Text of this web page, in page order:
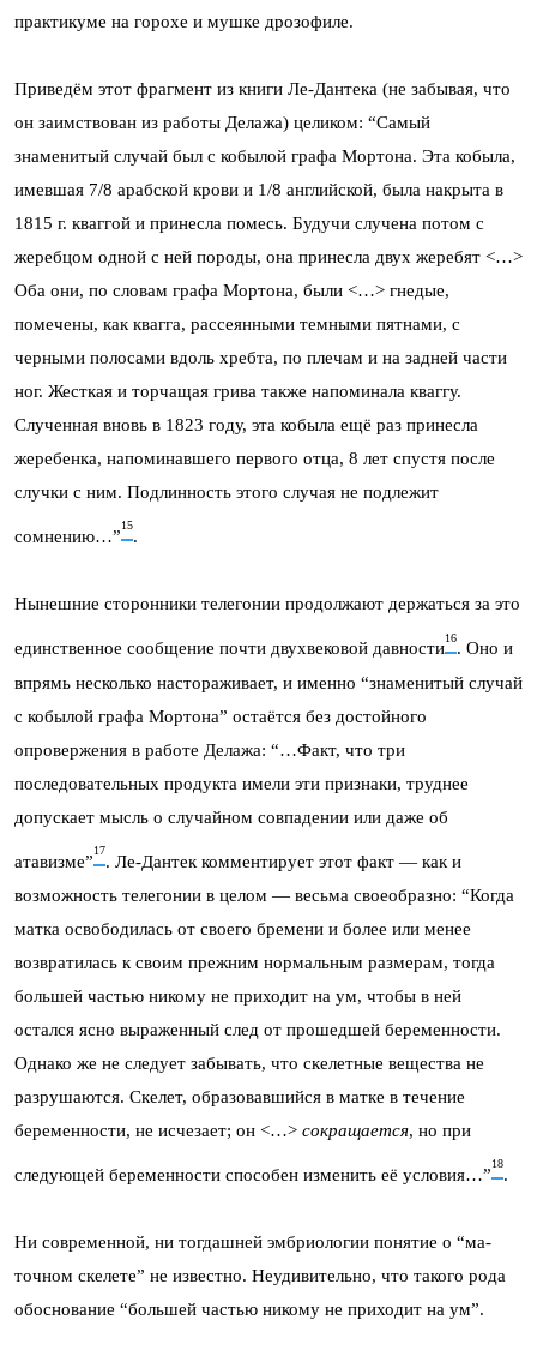
практикуме на горохе и мушке дрозофиле.
Приведём этот фрагмент из книги Ле-Дантека (не забывая, что
он заимствован из работы Делажа) целиком: “Самый
знаменитый случай был с кобылой графа Мортона. Эта кобыла,
имевшая 7/8 арабской крови и 1/8 английской, была накрыта в
1815 г. кваггой и принесла помесь. Будучи случена потом с
жеребцом одной с ней породы, она принесла двух жеребят <…>
Оба они, по словам графа Мортона, были <…> гнедые,
помечены, как квагга, рассеянными темными пятнами, с
черными полосами вдоль хребта, по плечам и на задней части
ног. Жесткая и торчащая грива также напоминала кваггу.
Слученная вновь в 1823 году, эта кобыла ещё раз принесла
жеребенка, напоминавшего первого отца, 8 лет спустя после
случки с ним. Подлинность этого случая не подлежит
сомнению…”
15
.
Нынешние сторонники телегонии продолжают держаться за это
единственное сообщение почти двухвековой давности
16
. Оно и
впрямь несколько настораживает, и именно “знаменитый случай
с кобылой графа Мортона” остаётся без достойного
опровержения в работе Делажа: “…Факт, что три
последовательных продукта имели эти признаки, труднее
допускает мысль о случайном совпадении или даже об
атавизме”
17
. Ле-Дантек комментирует этот факт — как и
возможность телегонии в целом — весьма своеобразно: “Когда
матка освободилась от своего бремени и более или менее
возвратилась к своим прежним нормальным размерам, тогда
большей частью никому не приходит на ум, чтобы в ней
остался ясно выраженный след от прошедшей беременности.
Однако же не следует забывать, что скелетные вещества не
разрушаются. Скелет, образовавшийся в матке в течение
беременности, не исчезает; он <…> сокращается, но при
следующей беременности способен изменить её условия…”
18
.
Ни современной, ни тогдашней эмбриологии понятие о “ма­
точном скелете” не известно. Неудивительно, что такого рода
обоснование “большей частью никому не приходит на ум”.